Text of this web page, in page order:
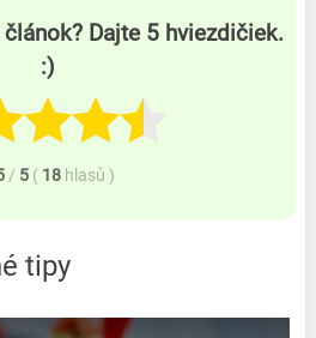
Dajte 5 hviezdičiek.
:)
/ 5 ( 18 hlasů )
tipy